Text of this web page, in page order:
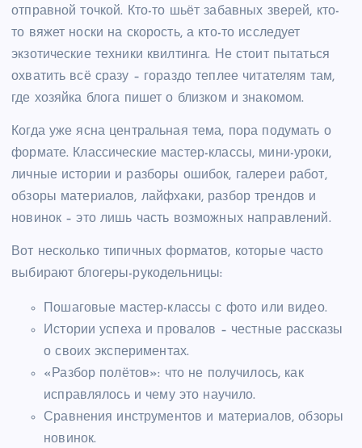
отправной точкой. Кто-то шьёт забавных зверей, кто-
то вяжет носки на скорость, а кто-то исследует
экзотические техники квилтинга. Не стоит пытаться
охватить всё сразу – гораздо теплее читателям там,
где хозяйка блога пишет о близком и знакомом.
Когда уже ясна центральная тема, пора подумать о
формате. Классические мастер-классы, мини-уроки,
личные истории и разборы ошибок, галереи работ,
обзоры материалов, лайфхаки, разбор трендов и
новинок – это лишь часть возможных направлений.
Вот несколько типичных форматов, которые часто
выбирают блогеры-рукодельницы:
Пошаговые мастер-классы с фото или видео.
Истории успеха и провалов – честные рассказы
о своих экспериментах.
«Разбор полётов»: что не получилось, как
исправлялось и чему это научило.
Сравнения инструментов и материалов, обзоры
новинок.